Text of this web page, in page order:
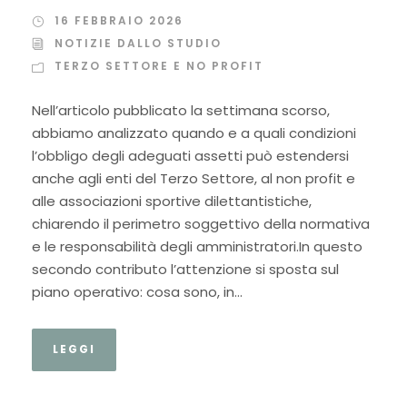
16 FEBBRAIO 2026
NOTIZIE DALLO STUDIO
TERZO SETTORE E NO PROFIT
Nell’articolo pubblicato la settimana scorso,
abbiamo analizzato quando e a quali condizioni
l’obbligo degli adeguati assetti può estendersi
anche agli enti del Terzo Settore, al non profit e
alle associazioni sportive dilettantistiche,
chiarendo il perimetro soggettivo della normativa
e le responsabilità degli amministratori.In questo
secondo contributo l’attenzione si sposta sul
piano operativo: cosa sono, in...
LEGGI